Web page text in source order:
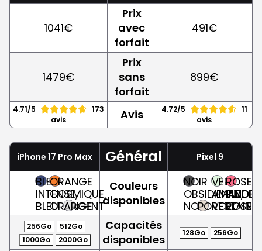
1041€
Prix
avec
forfait
491€
1479€
Prix
sans
forfait
899€
4.71/5
173
avis
Avis 4.72/5
11
avis
iPhone 17 Pro Max Général Pixel 9
BLEU
INTENSE,
BLEU
ORANGE
COSMIQUE,
ORANGE
ARGENT
Couleurs
disponibles
NOIR
OBSIDIENNE,
NOIRPORCELAINE
VERT
AMANDE,
VERT
ROSE
ROSE
256Go
512Go
1000Go
2000Go
Capacités
disponibles
128Go 256Go